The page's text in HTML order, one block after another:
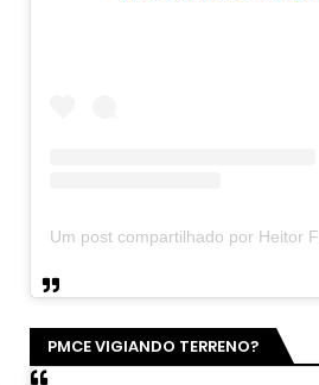
PMCE VIGIANDO TERRENO?